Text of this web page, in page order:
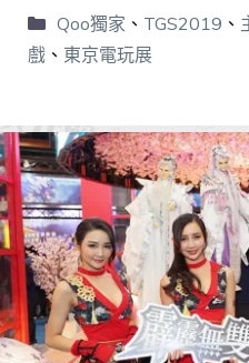
Qoo獨家 、 TGS2019 、
戲 、 東京電玩展